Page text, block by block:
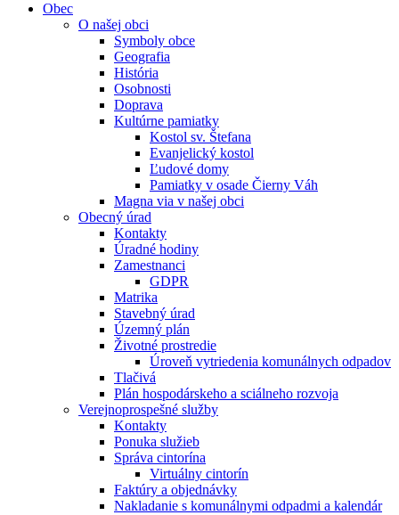
Obec
O našej obci
Symboly obce
Geografia
História
Osobnosti
Doprava
Kultúrne pamiatky
Kostol sv. Štefana
Evanjelický kostol
Ľudové domy
Pamiatky v osade Čierny Váh
Magna via v našej obci
Obecný úrad
Kontakty
Úradné hodiny
Zamestnanci
GDPR
Matrika
Stavebný úrad
Územný plán
Životné prostredie
Úroveň vytriedenia komunálnych odpadov
Tlačivá
Plán hospodárskeho a sciálneho rozvoja
Verejnoprospešné služby
Kontakty
Ponuka služieb
Správa cintorína
Virtuálny cintorín
Faktúry a objednávky
Nakladanie s komunálnymi odpadmi a kalendár